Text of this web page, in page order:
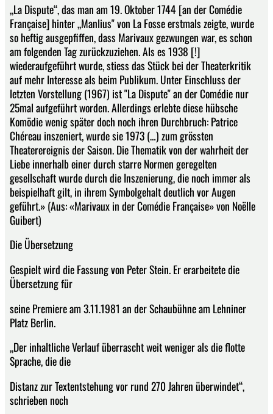
„La Dispute“, das man am 19. Oktober 1744 [an der Comédie
Française] hinter „Manlius" von La Fosse erstmals zeigte, wurde
so heftig ausgepfiffen, dass Marivaux gezwungen war, es schon
am folgenden Tag zurückzuziehen. Als es 1938 [!]
wiederaufgeführt wurde, stiess das Stück bei der Theaterkritik
auf mehr Interesse als beim Publikum. Unter Einschluss der
letzten Vorstellung (1967) ist "La Dispute" an der Comédie nur
25mal aufgeführt worden. Allerdings erlebte diese hübsche
Komödie wenig später doch noch ihren Durchbruch: Patrice
Chéreau inszeniert, wurde sie 1973 (…) zum grössten
Theaterereignis der Saison. Die Thematik von der wahrheit der
Liebe innerhalb einer durch starre Normen geregelten
gesellschaft wurde durch die Inszenierung, die noch immer als
beispielhaft gilt, in ihrem Symbolgehalt deutlich vor Augen
geführt.» (Aus: «Marivaux in der Comédie Française» von Noëlle
Guibert)
Die Übersetzung
Gespielt wird die Fassung von Peter Stein. Er erarbeitete die
Übersetzung für
seine Premiere am 3.11.1981 an der Schaubühne am Lehniner
Platz Berlin.
„Der inhaltliche Verlauf überrascht weit weniger als die flotte
Sprache, die die
Distanz zur Textentstehung vor rund 270 Jahren überwindet“,
schrieben noch